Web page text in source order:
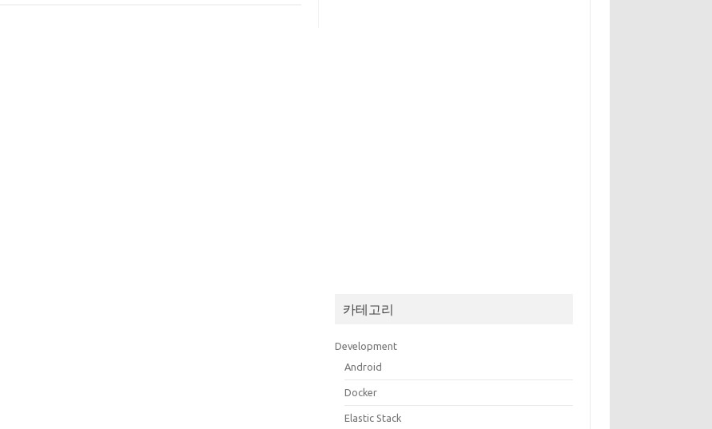
카테고리
Development
Android
Docker
Elastic Stack